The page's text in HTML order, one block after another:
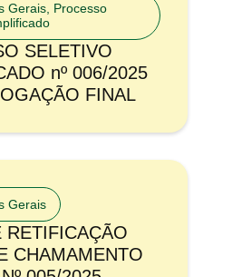
Gerais Processo
SELETIVO
nº 006/2025
FINAL
Gerais
RETIFICAÇÃO
CHAMAMENTO